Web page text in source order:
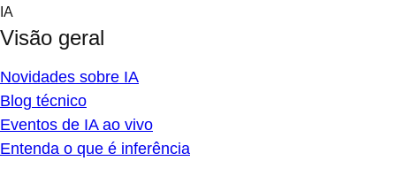
Skip
content
IA
Visão geral
Novidades sobre IA
Blog técnico
Eventos de IA ao vivo
Entenda o que é inferência